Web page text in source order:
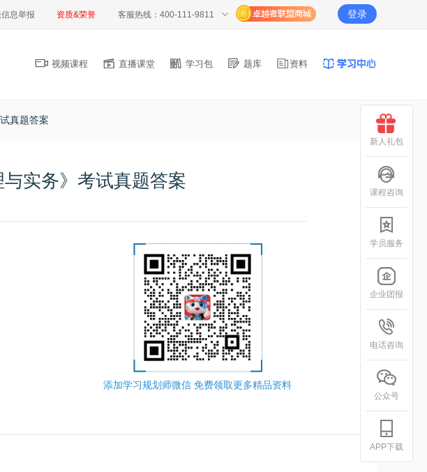
息举报 资质&荣誉 客服热线：400-111-9811 登录
视频课程 直播课堂 学习包 题库 资料
真题答案
实务》考试真题答案
添加学习规划师微信 免费领取更多精品资料
新人礼包
课程咨询
学员服务
企业团报
电话咨询
公众号
APP下载